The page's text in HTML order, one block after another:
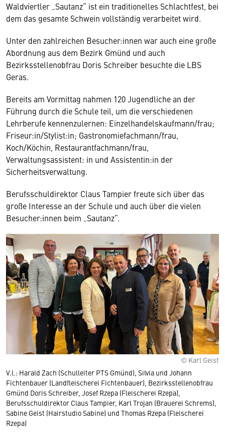
Waldviertler „Sautanz“ ist ein traditionelles Schlachtfest, bei
dem das gesamte Schwein vollständig verarbeitet wird.
Unter den zahlreichen Besucher:innen war auch eine große
Abordnung aus dem Bezirk Gmünd und auch
Bezirksstellenobfrau Doris Schreiber besuchte die LBS
Geras.
Bereits am Vormittag nahmen 120 Jugendliche an der
Führung durch die Schule teil, um die verschiedenen
Lehrberufe kennenzulernen: Einzelhandelskaufmann/frau;
Friseur:in/Stylist:in; Gastronomiefachmann/frau,
Koch/Köchin, Restaurantfachmann/frau,
Verwaltungsassistent: in und Assistentin:in der
Sicherheitsverwaltung.
Berufsschuldirektor Claus Tampier freute sich über das
große Interesse an der Schule und auch über die vielen
Besucher:innen beim „Sautanz“.
© Karl Geist
V.l.: Harald Zach (Schulleiter PTS Gmünd), Silvia und Johann
Fichtenbauer (Landfleischerei Fichtenbauer), Bezirksstellenobfrau
Gmünd Doris Schreiber, Josef Rzepa (Fleischerei Rzepa),
Berufsschuldirektor Claus Tampier, Karl Trojan (Brauerei Schrems),
Sabine Geist (Hairstudio Sabine) und Thomas Rzepa (Fleischerei
Rzepa)